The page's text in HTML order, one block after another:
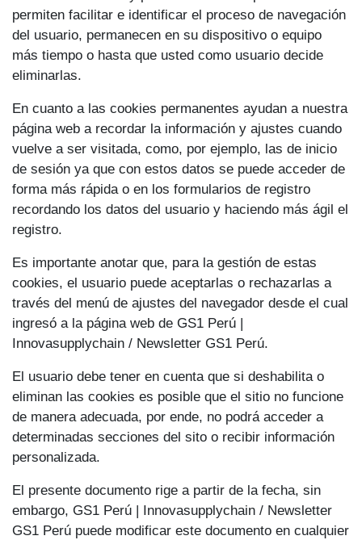
permiten facilitar e identificar el proceso de navegación
del usuario, permanecen en su dispositivo o equipo
más tiempo o hasta que usted como usuario decide
eliminarlas.
En cuanto a las cookies permanentes ayudan a nuestra
página web a recordar la información y ajustes cuando
vuelve a ser visitada, como, por ejemplo, las de inicio
de sesión ya que con estos datos se puede acceder de
forma más rápida o en los formularios de registro
recordando los datos del usuario y haciendo más ágil el
registro.
Es importante anotar que, para la gestión de estas
cookies, el usuario puede aceptarlas o rechazarlas a
través del menú de ajustes del navegador desde el cual
ingresó a la página web de GS1 Perú |
Innovasupplychain / Newsletter GS1 Perú.
El usuario debe tener en cuenta que si deshabilita o
eliminan las cookies es posible que el sitio no funcione
de manera adecuada, por ende, no podrá acceder a
determinadas secciones del sito o recibir información
personalizada.
El presente documento rige a partir de la fecha, sin
embargo, GS1 Perú | Innovasupplychain / Newsletter
GS1 Perú puede modificar este documento en cualquier